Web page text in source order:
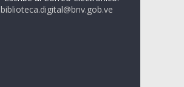
biblioteca.digital@bnv.gob.ve